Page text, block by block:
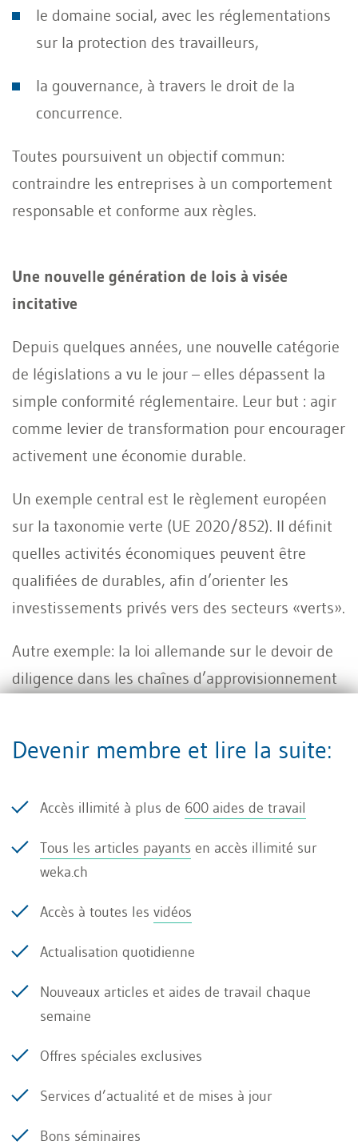
le domaine social, avec les réglementations
sur la protection des travailleurs,
la gouvernance, à travers le droit de la
concurrence.
Toutes poursuivent un objectif commun:
contraindre les entreprises à un comportement
responsable et conforme aux règles.
Une nouvelle génération de lois à visée
incitative
Depuis quelques années, une nouvelle catégorie
de législations a vu le jour – elles dépassent la
simple conformité réglementaire. Leur but : agir
comme levier de transformation pour encourager
activement une économie durable.
Un exemple central est le règlement européen
sur la taxonomie verte (UE 2020/852). Il définit
quelles activités économiques peuvent être
qualifiées de durables, afin d’orienter les
investissements privés vers des secteurs «verts».
Autre exemple: la loi allemande sur le devoir de
diligence dans les chaînes d’approvisionnement
traiter les risques en matière de droits humains
de valeur. Un projet similaire est actuellement en
préparation au niveau de l’Union européenne.
Obligations de reporting pour
les entreprises
Depuis l’exercice 2017, les grandes entreprises
entreprises d’intérêt public de plus de 500
collaborateurs sont tenues de publier un rapport
Devenir membre et lire la suite:
Accès illimité à plus de 600 aides de travail
Tous les articles payants en accès illimité sur
weka.ch
Accès à toutes les vidéos
Actualisation quotidienne
Nouveaux articles et aides de travail chaque
semaine
Offres spéciales exclusives
Services d’actualité et de mises à jour
Bons séminaires